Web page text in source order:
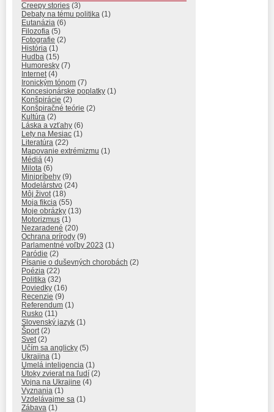
Creepy stories (3)
Debaty na tému politika (1)
Eutanázia (6)
Filozofia (5)
Fotografie (2)
História (1)
Hudba (15)
Humoresky (7)
Internet (4)
Ironickým tónom (7)
Koncesionárske poplatky (1)
Konšpirácie (2)
Konšpiračné teórie (2)
Kultúra (2)
Láska a vzťahy (6)
Lety na Mesiac (1)
Literatúra (22)
Mapovanie extrémizmu (1)
Médiá (4)
Milota (6)
Minipríbehy (9)
Modelárstvo (24)
Môj život (18)
Moja fikcia (55)
Moje obrázky (13)
Motorizmus (1)
Nezaradené (20)
Ochrana prírody (9)
Parlamentné voľby 2023 (1)
Paródie (2)
Písanie o duševných chorobách (2)
Poézia (22)
Politika (32)
Poviedky (16)
Recenzie (9)
Referendum (1)
Rusko (11)
Slovenský jazyk (1)
Šport (2)
Svet (2)
Učím sa anglicky (5)
Ukrajina (1)
Umelá inteligencia (1)
Útoky zvierat na ľudí (2)
Vojna na Ukrajine (4)
Vyznania (1)
Vzdelávajme sa (1)
Zábava (1)